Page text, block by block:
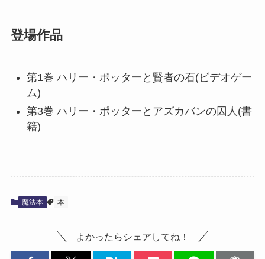
登場作品
第1巻 ハリー・ポッターと賢者の石(ビデオゲー
ム)
第3巻 ハリー・ポッターとアズカバンの囚人(書
籍)
魔法本 本
よかったらシェアしてね！